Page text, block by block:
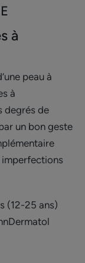
à
peau à
à
degrés de
un bon geste
(12-25 ans)